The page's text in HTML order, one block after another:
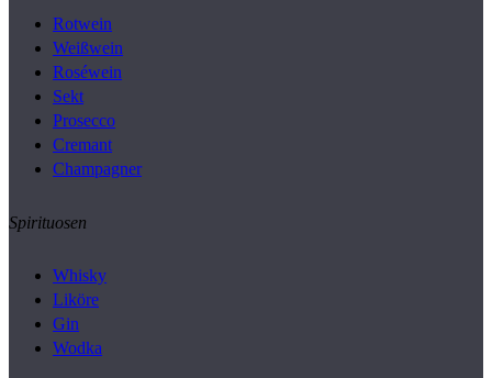
Rotwein
Weißwein
Roséwein
Sekt
Prosecco
Cremant
Champagner
Spirituosen
Whisky
Liköre
Gin
Wodka